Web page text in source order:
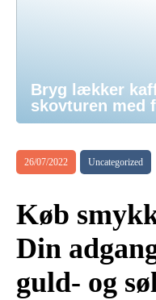
Bryg lækker
skovturen med
26/07/2022 Uncategorized
Køb
Din
guld- og